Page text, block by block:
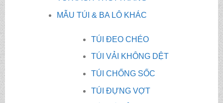
MẪU TÚI & BA LÔ KHÁC
TÚI ĐEO CHÉO
TÚI VẢI KHÔNG DỆT
TÚI CHỐNG SỐC
TÚI ĐỰNG VỢT